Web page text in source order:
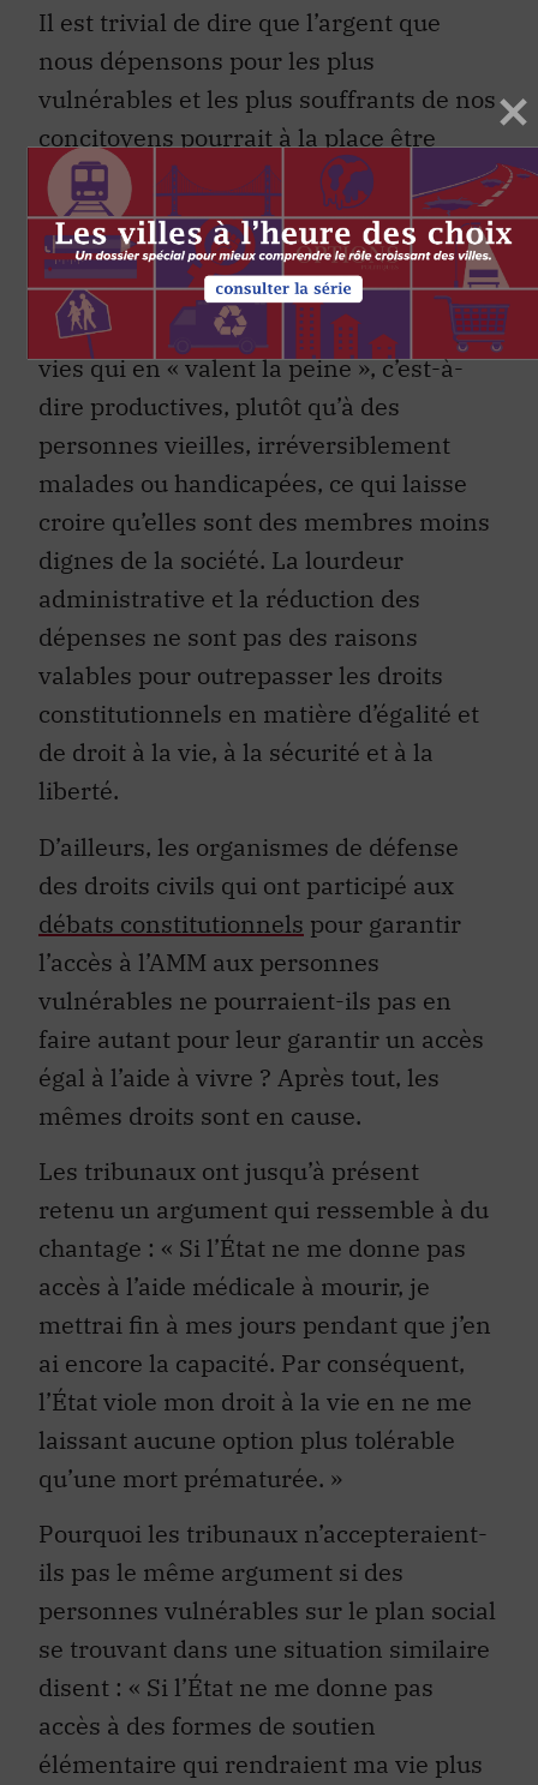
Il est trivial de dire que l’argent que
nous dépensons pour les plus
vulnérables et les plus souffrants de nos
concitoyens pourrait à la place être
consacré à des enfants malades et à des
adultes curables. De tels calculs
trahissent un postulat discriminatoire
fondé sur la capacité et l’âge voulant que
l’État doive consacrer son budget à des
vies qui en « valent la peine », c’est-à-
dire productives, plutôt qu’à des
personnes vieilles, irréversiblement
malades ou handicapées, ce qui laisse
croire qu’elles sont des membres moins
dignes de la société. La lourdeur
administrative et la réduction des
dépenses ne sont pas des raisons
valables pour outrepasser les droits
constitutionnels en matière d’égalité et
de droit à la vie, à la sécurité et à la
liberté.
D’ailleurs, les organismes de défense
des droits civils qui ont participé aux
débats constitutionnels pour garantir
l’accès à l’AMM aux personnes
vulnérables ne pourraient-ils pas en
faire autant pour leur garantir un accès
égal à l’aide à vivre ? Après tout, les
mêmes droits sont en cause.
Les tribunaux ont jusqu’à présent
retenu un argument qui ressemble à du
chantage : « Si l’État ne me donne pas
accès à l’aide médicale à mourir, je
mettrai fin à mes jours pendant que j’en
ai encore la capacité. Par conséquent,
l’État viole mon droit à la vie en ne me
laissant aucune option plus tolérable
qu’une mort prématurée. »
Pourquoi les tribunaux n’accepteraient-
ils pas le même argument si des
personnes vulnérables sur le plan social
se trouvant dans une situation similaire
disent : « Si l’État ne me donne pas
accès à des formes de soutien
élémentaire qui rendraient ma vie plus